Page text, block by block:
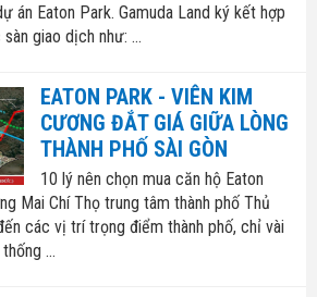
án Eaton Park. Gamuda Land ký kết hợp
giao dịch như: ...
EATON PARK - VIÊN KIM
CƯƠNG ĐẮT GIÁ GIỮA LÒNG
THÀNH PHỐ SÀI GÒN
10 lý nên chọn mua căn hộ Eaton
Mai Chí Thọ trung tâm thành phố Thủ
các vị trí trọng điểm thành phố, chỉ vài
...